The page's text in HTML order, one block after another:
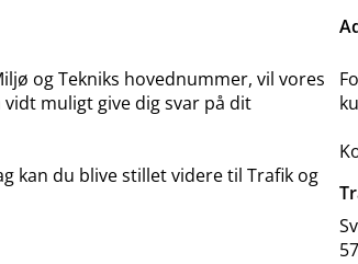
og Tekniks hovednummer, vil vores
muligt give dig svar på dit
kan du blive stillet videre til Trafik og